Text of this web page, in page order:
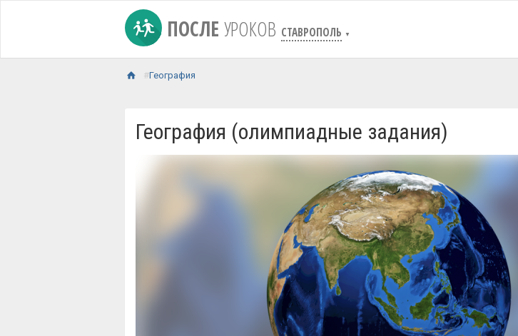
ПОСЛЕ УРОКОВ СТАВРОПОЛЬ ▼
География
География (олимпиадные задания)